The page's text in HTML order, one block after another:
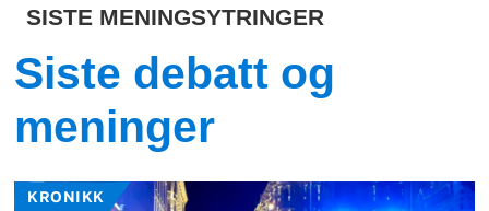
SISTE MENINGSYTRINGER
Siste debatt og
meninger
KRONIKK